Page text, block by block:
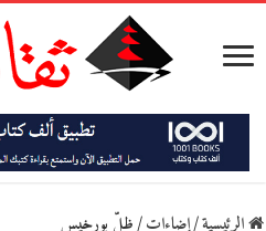
الرئيسية/إضاءات/ظِلّ بورخيس